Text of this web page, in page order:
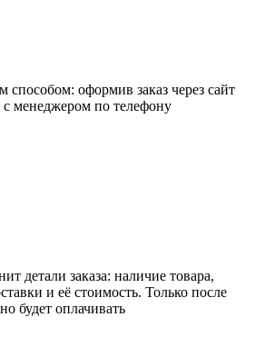
оформив заказ через сайт
с менеджером по телефону
детали заказа: наличие товара,
и её стоимость. Только после
будет оплачивать